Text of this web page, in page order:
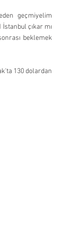
geçmiyelim
çıkar mı
beklemek
130 dolardan